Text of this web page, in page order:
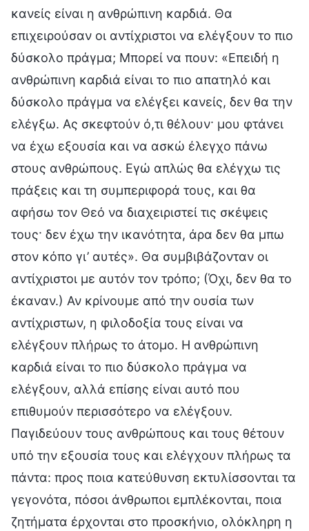
κανείς είναι η ανθρώπινη καρδιά. Θα
επιχειρούσαν οι αντίχριστοι να ελέγξουν το πιο
δύσκολο πράγμα; Μπορεί να πουν: «Επειδή η
ανθρώπινη καρδιά είναι το πιο απατηλό και
δύσκολο πράγμα να ελέγξει κανείς, δεν θα την
ελέγξω. Ας σκεφτούν ό,τι θέλουν· μου φτάνει
να έχω εξουσία και να ασκώ έλεγχο πάνω
στους ανθρώπους. Εγώ απλώς θα ελέγχω τις
πράξεις και τη συμπεριφορά τους, και θα
αφήσω τον Θεό να διαχειριστεί τις σκέψεις
τους· δεν έχω την ικανότητα, άρα δεν θα μπω
στον κόπο γι’ αυτές». Θα συμβιβάζονταν οι
αντίχριστοι με αυτόν τον τρόπο; (Όχι, δεν θα το
έκαναν.) Αν κρίνουμε από την ουσία των
αντίχριστων, η φιλοδοξία τους είναι να
ελέγξουν πλήρως το άτομο. Η ανθρώπινη
καρδιά είναι το πιο δύσκολο πράγμα να
ελέγξουν, αλλά επίσης είναι αυτό που
επιθυμούν περισσότερο να ελέγξουν.
Παγιδεύουν τους ανθρώπους και τους θέτουν
υπό την εξουσία τους και ελέγχουν πλήρως τα
πάντα: προς ποια κατεύθυνση εκτυλίσσονται τα
γεγονότα, πόσοι άνθρωποι εμπλέκονται, ποια
ζητήματα έρχονται στο προσκήνιο, ολόκληρη η